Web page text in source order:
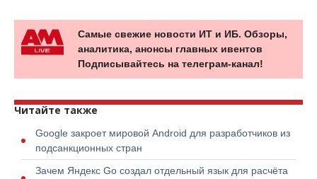
Самые свежие новости ИТ и ИБ. Обзоры,
аналитика, анонсы главных ивентов
Подписывайтесь на телеграм-канал!
Читайте также
Google закроет мировой Android для разработчиков из
подсанкционных стран
Зачем Яндекс Go создал отдельный язык для расчёта